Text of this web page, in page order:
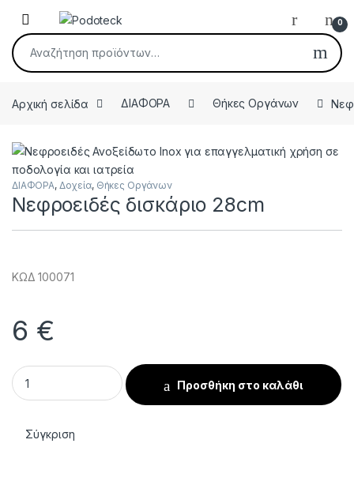
Skip to navigation
Skip to content
Open 0
Αναζήτηση για:
Αρχική σελίδα ΔΙΑΦΟΡΑ Θήκες Οργάνων
ΔΙΑΦΟΡΑ, Δοχεία, Θήκες Οργάνων
Νεφροειδές δισκάριο 28cm
ΚΩΔ 100071
6 €
Νεφροειδές δισκάριο 28cm quantity
Προσθήκη στο καλάθι
Σύγκριση